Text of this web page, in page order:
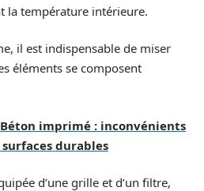
la température intérieure.
il est indispensable de miser
éléments se composent
Béton imprimé : inconvénients
durables
d’une grille et d’un filtre,